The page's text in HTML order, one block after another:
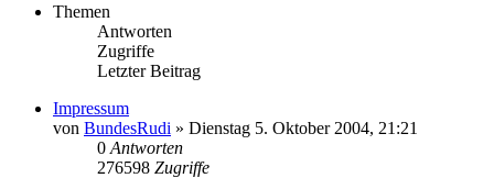
Themen
Antworten
Zugriffe
Letzter Beitrag
Impressum
von BundesRudi » Dienstag 5. Oktober 2004, 21:21
0 Antworten
276598 Zugriffe